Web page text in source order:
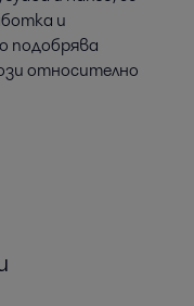
и
подобрява
относително